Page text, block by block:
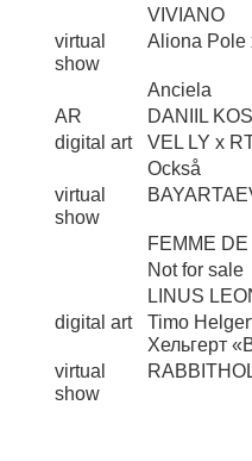
VIVIANO
virtual
show
Aliona Pole
Anciela
AR
DANIIL
digital art
VEL LY x
Också
virtual
show
FEMME
Not for sale
LINUS
digital art
Timo
Хельгерт
virtual
show